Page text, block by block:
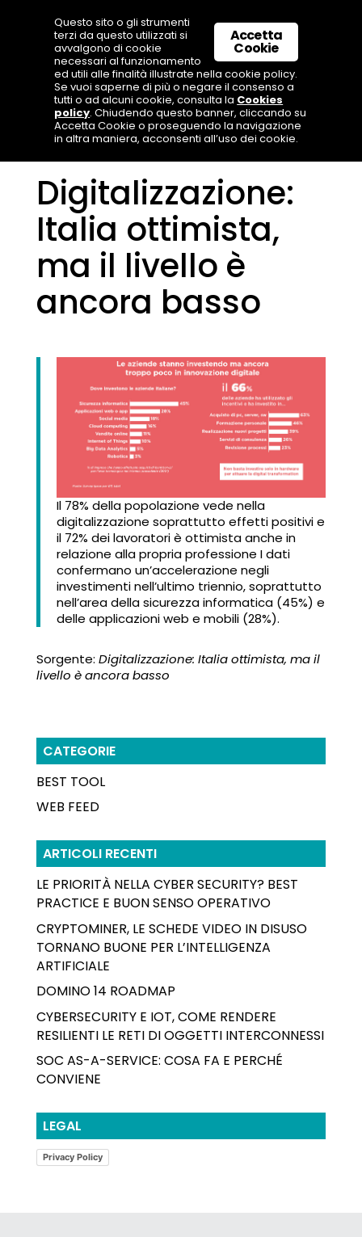
Digitalizzazione:
Italia ottimista,
ma il livello è
ancora basso
Il 78% della popolazione vede nella
digitalizzazione soprattutto effetti positivi e
il 72% dei lavoratori è ottimista anche in
relazione alla propria professione I dati
confermano un’accelerazione negli
investimenti nell’ultimo triennio, soprattutto
nell’area della sicurezza informatica (45%) e
delle applicazioni web e mobili (28%).
Sorgente: Digitalizzazione: Italia ottimista, ma il
livello è ancora basso
CATEGORIE
BEST TOOL
WEB FEED
ARTICOLI RECENTI
LE PRIORITÀ NELLA CYBER SECURITY? BEST
PRACTICE E BUON SENSO OPERATIVO
CRYPTOMINER, LE SCHEDE VIDEO IN DISUSO
TORNANO BUONE PER L’INTELLIGENZA
ARTIFICIALE
DOMINO 14 ROADMAP
CYBERSECURITY E IOT, COME RENDERE
RESILIENTI LE RETI DI OGGETTI INTERCONNESSI
SOC AS-A-SERVICE: COSA FA E PERCHÉ
CONVIENE
LEGAL
Privacy Policy
Accetta
Cookie
Questo sito o gli strumenti
terzi da questo utilizzati si
avvalgono di cookie
necessari al funzionamento
ed utili alle finalità illustrate nella cookie policy.
Se vuoi saperne di più o negare il consenso a
tutti o ad alcuni cookie, consulta la Cookies
policy. Chiudendo questo banner, cliccando su
Accetta Cookie o proseguendo la navigazione
in altra maniera, acconsenti all’uso dei cookie.